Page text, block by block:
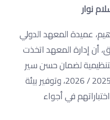
نوار
عميدة المعهد الدولي
أن إدارة المعهد اتخذت
لضمان حسن سير
امتحانات نهاية العام الدراسي 2025 / 2026، وتوفير بيئة
في أجواء